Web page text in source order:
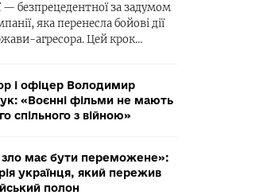
— безпрецедентної за задумом
яка перенесла бойові дії
агресора. Цей крок…
і офіцер Володимир
«Воєнні фільми не мають
спільного з війною»
має бути переможене»:
українця, який пережив
полон